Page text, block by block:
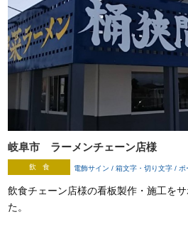
岐阜市 ラーメンチェーン店様
飲 食 電飾サイン / 箱文字・切り文字 /
飲食チェーン店様の看板製作・施工を
た。